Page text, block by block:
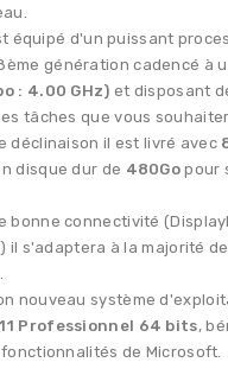
équipé d'un puissant
génération cadencé à
: 4.00 GHz) et disposant
tâches que vous
déclinaison il est livré avec
disque dur de 480Go pour
bonne connectivité
il s'adaptera à la majorité
nouveau système
Professionnel 64 bits,
de Microsoft.